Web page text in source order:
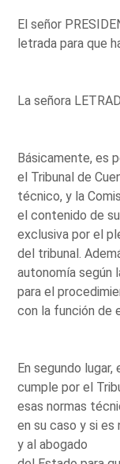
El señor
letrada para que
La señora
Básicamente, es
el Tribunal de
técnico, y la
el contenido de
exclusiva por el
del tribunal.
autonomía según
para el
con la función de
En segundo
cumple por el
esas normas
en su caso y si
y al abogado